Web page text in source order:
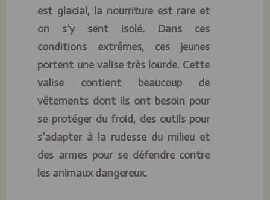
est glacial, la nourriture est rare et
on s’y sent isolé. Dans ces
conditions extrêmes, ces jeunes
portent une valise très lourde. Cette
valise contient beaucoup de
vêtements dont ils ont besoin pour
se protéger du froid, des outils pour
s’adapter à la rudesse du milieu et
des armes pour se défendre contre
les animaux dangereux.